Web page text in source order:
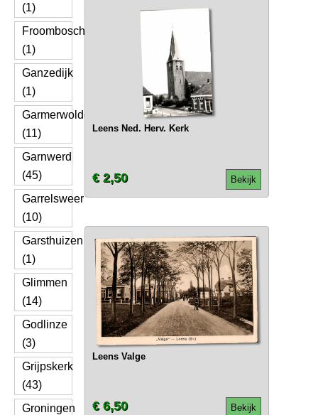
(1)
Froombosch
(1)
Ganzedijk
(1)
Garmerwolde
(11)
Garnwerd
(45)
Garrelsweer
(10)
Garsthuizen
(1)
Glimmen
(14)
Godlinze
(3)
Grijpskerk
(43)
Groningen
Leens Ned. Herv. Kerk
Bekijk
€ 2,50
Leens Valge
Bekijk
€ 6,50